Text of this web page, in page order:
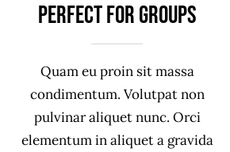
Perfect For Groups
Quam eu proin sit massa
condimentum. Volutpat non
pulvinar aliquet nunc. Orci
elementum in aliquet a gravida